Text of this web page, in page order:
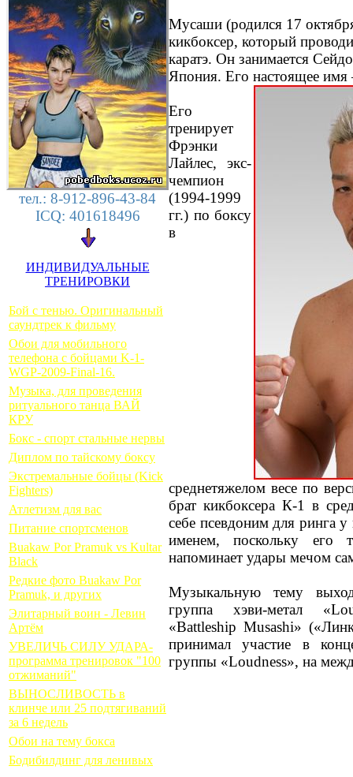
тел.: 8-912-896-43-84
ICQ: 401618496
ИНДИВИДУАЛЬНЫЕ
ТРЕНИРОВКИ
Бой с тенью. Оригинальный
саундтрек к фильму
Обои для мобильного
телефона с бойцами K-1-
WGP-2009-Final-16.
Музыка, для проведения
ритуального танца ВАЙ
КРУ
Бокс - спорт стальные нервы
Диплом по тайскому боксу
Экстремальные бойцы (Kick
Fighters)
Атлетизм для вас
Питание спортсменов
Buakaw Por Pramuk vs Kultar
Black
Редкие фото Buakaw Por
Pramuk, и других
Элитарный воин - Левин
Артём
УВЕЛИЧЬ СИЛУ УДАРА-
программа тренировок "100
отжиманий"
ВЫНОСЛИВОСТЬ в
клинче или 25 подтягиваний
за 6 недель
Обои на тему бокса
Бодибилдинг для ленивых
Мусаши (родился 17
кикбоксер, который
каратэ. Он занимается
Япония. Его настоящее
Его
тренирует
Фрэнки
Лайлес, экс-
чемпион
(1994-1999
гг.) по боксу
в
среднетяжелом весе по
брат кикбоксера К-1 в
себе псевдоним для ринга
именем, поскольку его
напоминает удары мечом
Музыкальную тему
группа хэви-метал
«Battleship Musashi»
принимал участие в
группы «Loudness», на